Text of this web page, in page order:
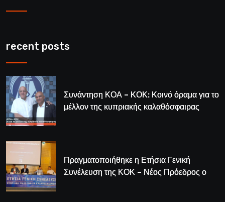
recent posts
Συνάντηση ΚΟΑ – ΚΟΚ: Κοινό όραμα για το
μέλλον της κυπριακής καλαθόσφαιρας
Πραγματοποιήθηκε η Ετήσια Γενική
Συνέλευση της ΚΟΚ – Νέος Πρόεδρος ο